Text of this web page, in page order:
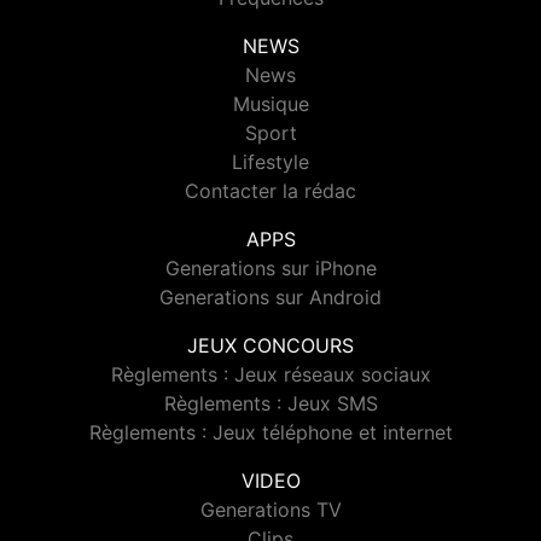
NEWS
News
Musique
Sport
Lifestyle
Contacter la rédac
APPS
Generations sur iPhone
Generations sur Android
JEUX CONCOURS
Règlements : Jeux réseaux sociaux
Règlements : Jeux SMS
Règlements : Jeux téléphone et internet
VIDEO
Generations TV